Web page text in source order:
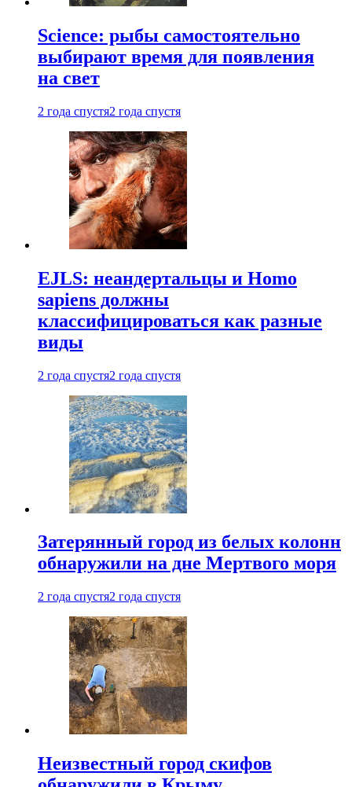
Science: рыбы самостоятельно
выбирают время для появления
на свет
2 года спустя2 года спустя
EJLS: неандертальцы и Homo
sapiens должны
классифицироваться как разные
виды
2 года спустя2 года спустя
Затерянный город из белых колонн
обнаружили на дне Мертвого моря
2 года спустя2 года спустя
Неизвестный город скифов